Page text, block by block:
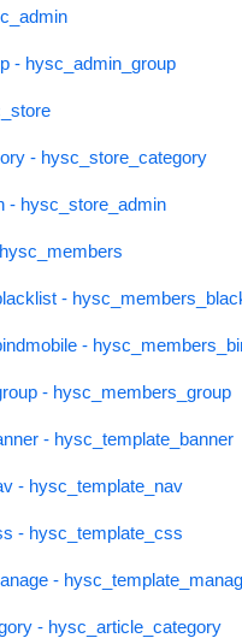
- hysc_admin_group
- hysc_store_category
- hysc_store_admin
-
-
- hysc_members_group
- hysc_template_banner
- hysc_template_nav
- hysc_template_css
-
- hysc_article_category